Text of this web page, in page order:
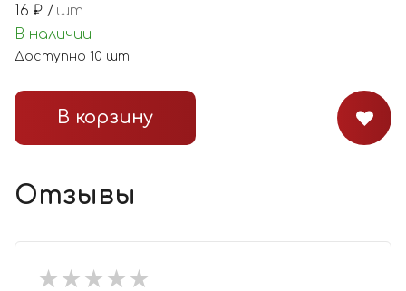
16 ₽ / шт
В наличии
Доступно 10 шт
В корзину
Отзывы
★★★★★
★★★★★